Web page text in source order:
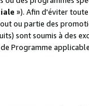
»). Afin d'éviter
ou partie des
sont soumis à des
Programme